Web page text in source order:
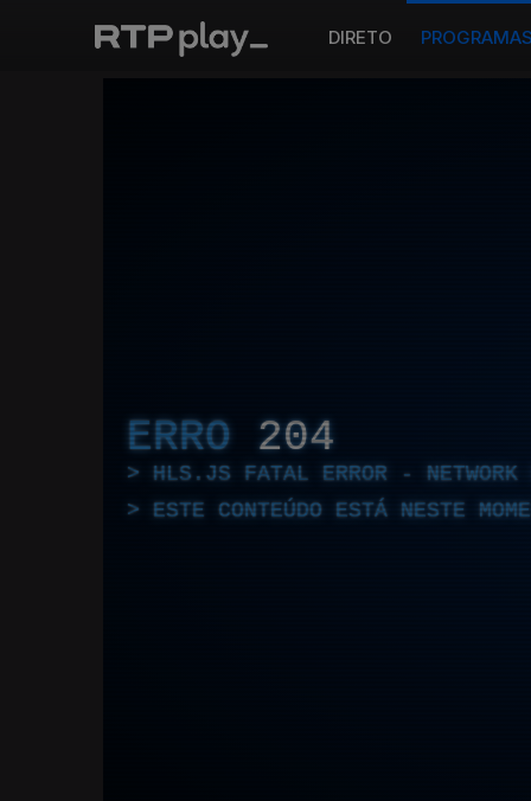
DIRETO PROGRAMAS
ERRO 204
HLS.JS FATAL ERROR - NETWORK
ESTE CONTEÚDO ESTÁ NESTE